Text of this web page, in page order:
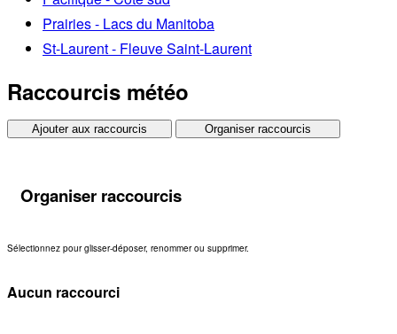
Prairies - Lacs du Manitoba
St-Laurent - Fleuve Saint-Laurent
Raccourcis météo
Ajouter aux raccourcis Organiser raccourcis
Organiser raccourcis
Sélectionnez pour glisser-déposer, renommer ou supprimer.
Aucun raccourci